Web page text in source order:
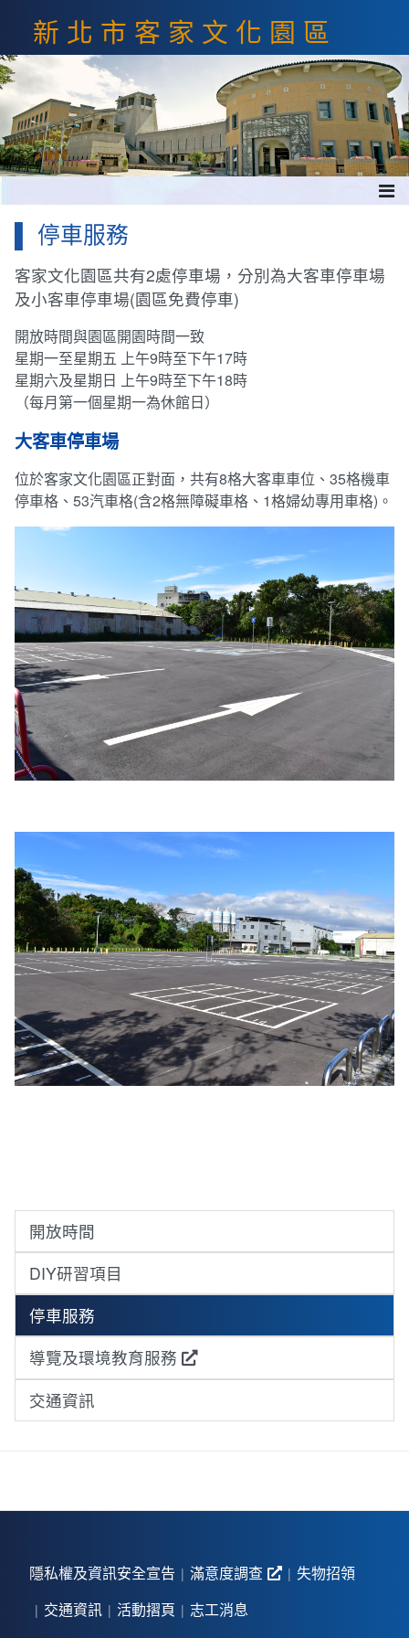
主
要
內
容
區
塊
新北市客家文化園區
開放時間
DIY研習項目
停車服務
導覽及環境教育服務
交通資訊
停車服務
客家文化園區共有2處停車場，分別為大客車停車場
及小客車停車場(園區免費停車)
開放時間與園區開園時間一致
星期一至星期五 上午9時至下午17時
星期六及星期日 上午9時至下午18時
（每月第一個星期一為休館日）
大客車停車場
位於客家文化園區正對面，共有8格大客車車位、35格機車
停車格、53汽車格(含2格無障礙車格、1格婦幼專用車格)。
隱私權及資訊安全宣告 滿意度調查
失物招領
交通資訊
活動摺頁 志工消息